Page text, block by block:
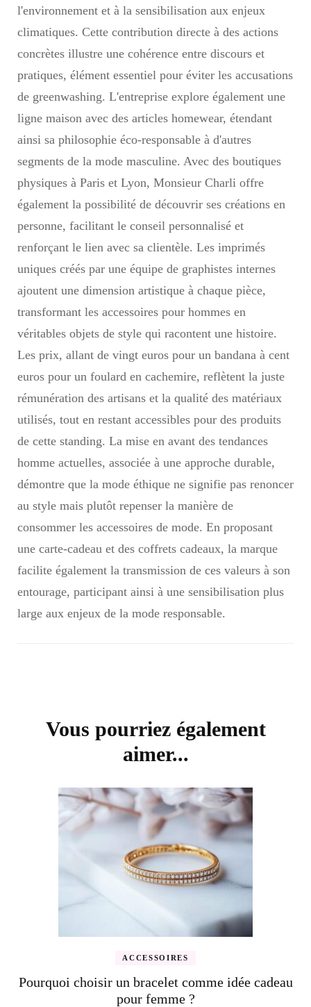
l'environnement et à la sensibilisation aux enjeux
climatiques. Cette contribution directe à des actions
concrètes illustre une cohérence entre discours et
pratiques, élément essentiel pour éviter les accusations
de greenwashing. L'entreprise explore également une
ligne maison avec des articles homewear, étendant
ainsi sa philosophie éco-responsable à d'autres
segments de la mode masculine. Avec des boutiques
physiques à Paris et Lyon, Monsieur Charli offre
également la possibilité de découvrir ses créations en
personne, facilitant le conseil personnalisé et
renforçant le lien avec sa clientèle. Les imprimés
uniques créés par une équipe de graphistes internes
ajoutent une dimension artistique à chaque pièce,
transformant les accessoires pour hommes en
véritables objets de style qui racontent une histoire.
Les prix, allant de vingt euros pour un bandana à cent
euros pour un foulard en cachemire, reflètent la juste
rémunération des artisans et la qualité des matériaux
utilisés, tout en restant accessibles pour des produits
de cette standing. La mise en avant des tendances
homme actuelles, associée à une approche durable,
démontre que la mode éthique ne signifie pas renoncer
au style mais plutôt repenser la manière de
consommer les accessoires de mode. En proposant
une carte-cadeau et des coffrets cadeaux, la marque
facilite également la transmission de ces valeurs à son
entourage, participant ainsi à une sensibilisation plus
large aux enjeux de la mode responsable.
Vous pourriez également
aimer...
ACCESSOIRES
Pourquoi choisir un bracelet comme idée cadeau
pour femme ?